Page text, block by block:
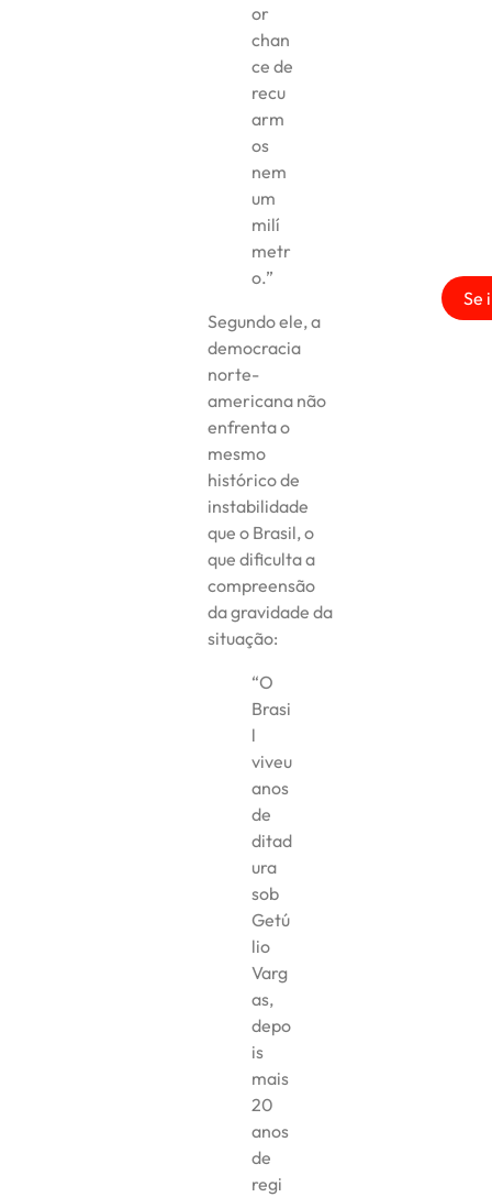
or
chan
ce de
recu
arm
os
nem
um
milí
metr
o.”
Segundo ele, a
democracia
norte-
americana não
enfrenta o
mesmo
histórico de
instabilidade
que o Brasil, o
que dificulta a
compreensão
da gravidade da
situação:
“O
Brasi
l
viveu
anos
de
ditad
ura
sob
Getú
lio
Varg
as,
depo
is
mais
20
anos
de
regi
Se